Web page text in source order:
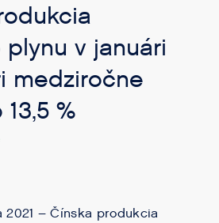
v januári
medziročne
%
2021 – Čínska produkcia